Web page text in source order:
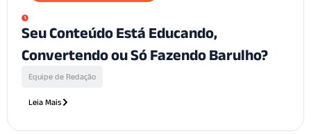
Seu Conteúdo Está Educando,
Convertendo ou Só Fazendo Barulho?
Equipe de Redação
Leia Mais